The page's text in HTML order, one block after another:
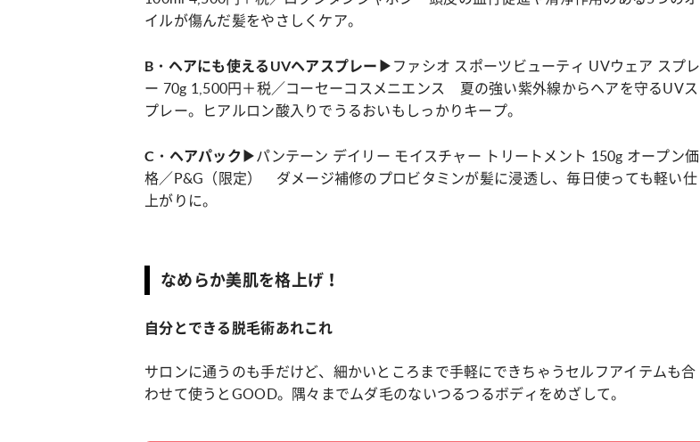
イルが傷んだ髪をやさしくケア。
B・ヘアにも使えるUVヘアスプレー▶ ファシオ スポーツビューティ UVウェア スプレ
ー 70g 1,500円＋税／コーセーコスメニエンス 夏の強い紫外線からヘアを守るUVス
プレー。ヒアルロン酸入りでうるおいもしっかりキープ。
C・ヘアパック▶パンテーン デイリー モイスチャー トリートメント 150g オープン価
格／P&G（限定） ダメージ補修のプロビタミンが髪に浸透し、毎日使っても軽い仕
上がりに。
なめらか美肌を格上げ！
自分とできる脱毛術あれこれ
サロンに通うのも手だけど、細かいところまで手軽にできちゃうセルフアイテムも合
わせて使うとGOOD。隅々までムダ毛のないつるつるボディをめざして。